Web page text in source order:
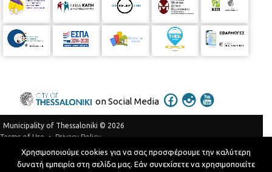
on Social Media
Municipality of Thessaloniki © 2026
Terms of Use
Privacy Policy
Telephone Catalog
Χρησιμοποιούμε cookies για να σας προσφέρουμε την καλύτερη
δυνατή εμπειρία στη σελίδα μας. Εάν συνεχίσετε να χρησιμοποιείτε